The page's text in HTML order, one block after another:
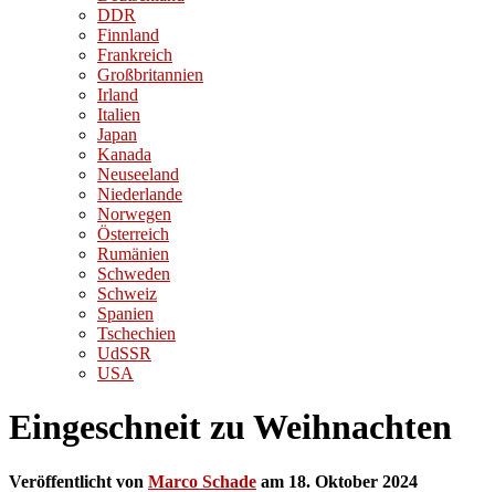
DDR
Finnland
Frankreich
Großbritannien
Irland
Italien
Japan
Kanada
Neuseeland
Niederlande
Norwegen
Österreich
Rumänien
Schweden
Schweiz
Spanien
Tschechien
UdSSR
USA
Eingeschneit zu Weihnachten
Veröffentlicht von Marco Schade am 18. Oktober 2024